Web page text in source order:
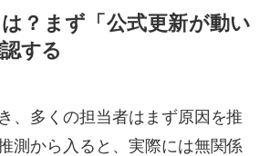
？まず「公式更新が動い
する
、多くの担当者はまず原因を推
測から入ると、実際には無関係